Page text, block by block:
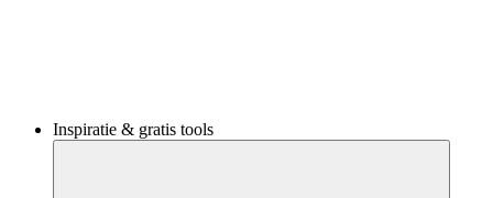
Inspiratie & gratis tools